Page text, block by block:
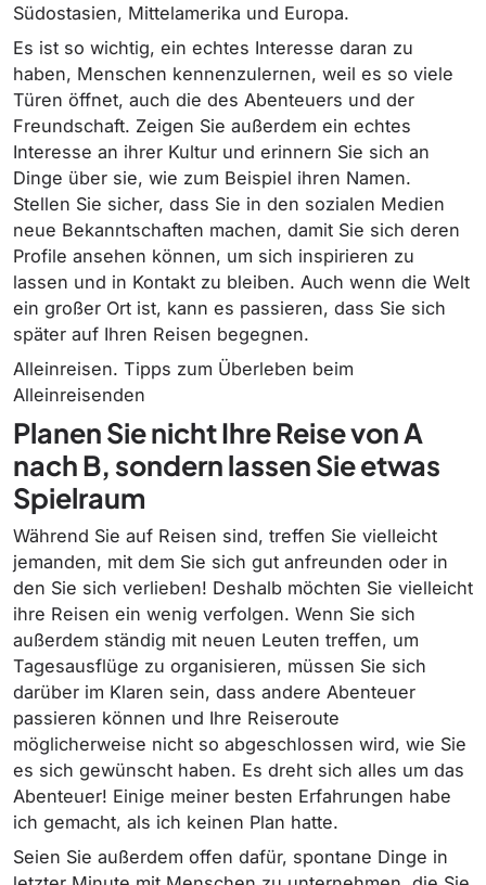
Südostasien, Mittelamerika und Europa.
Es ist so wichtig, ein echtes Interesse daran zu
haben, Menschen kennenzulernen, weil es so viele
Türen öffnet, auch die des Abenteuers und der
Freundschaft. Zeigen Sie außerdem ein echtes
Interesse an ihrer Kultur und erinnern Sie sich an
Dinge über sie, wie zum Beispiel ihren Namen.
Stellen Sie sicher, dass Sie in den sozialen Medien
neue Bekanntschaften machen, damit Sie sich deren
Profile ansehen können, um sich inspirieren zu
lassen und in Kontakt zu bleiben. Auch wenn die Welt
ein großer Ort ist, kann es passieren, dass Sie sich
später auf Ihren Reisen begegnen.
Alleinreisen. Tipps zum Überleben beim
Alleinreisenden
Planen Sie nicht Ihre Reise von A
nach B, sondern lassen Sie etwas
Spielraum
Während Sie auf Reisen sind, treffen Sie vielleicht
jemanden, mit dem Sie sich gut anfreunden oder in
den Sie sich verlieben! Deshalb möchten Sie vielleicht
ihre Reisen ein wenig verfolgen. Wenn Sie sich
außerdem ständig mit neuen Leuten treffen, um
Tagesausflüge zu organisieren, müssen Sie sich
darüber im Klaren sein, dass andere Abenteuer
passieren können und Ihre Reiseroute
möglicherweise nicht so abgeschlossen wird, wie Sie
es sich gewünscht haben. Es dreht sich alles um das
Abenteuer! Einige meiner besten Erfahrungen habe
ich gemacht, als ich keinen Plan hatte.
Seien Sie außerdem offen dafür, spontane Dinge in